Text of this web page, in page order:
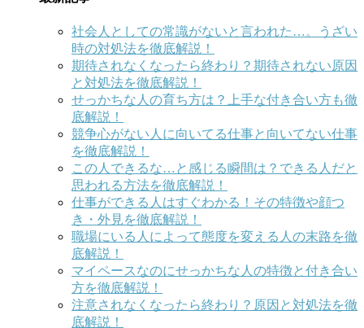
社会人としての常識がないと言われた…。うざい
時の対処法を徹底解説！
期待されなくなったら終わり？期待されない原因
と対処法を徹底解説！
せっかちな人の育ち方は？上手な付き合い方も徹
底解説！
競争心がない人に向いてる仕事と向いてない仕事
を徹底解説！
この人できるな…と感じる瞬間は？できる人だと
思われる方法を徹底解説！
仕事ができる人はすぐわかる！その特徴や顔つ
き・外見を徹底解説！
職場にいる人によって態度を変える人の末路を徹
底解説！
マイペースなのにせっかちな人の特徴と付き合い
方を徹底解説！
注意されなくなったら終わり？原因と対処法を徹
底解説！